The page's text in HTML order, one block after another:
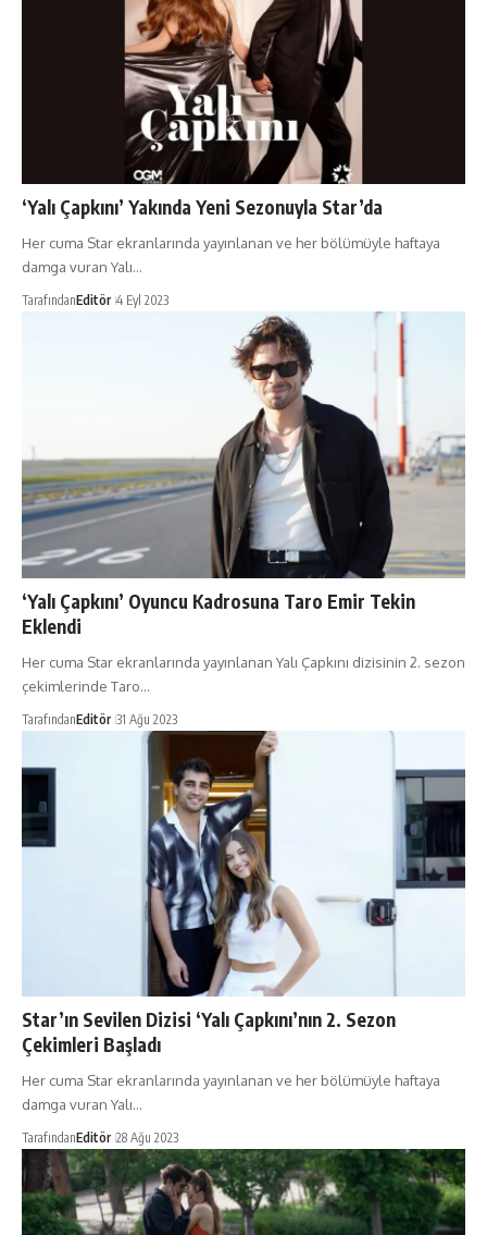
‘Yalı Çapkını’ Yakında Yeni Sezonuyla Star’da
Her cuma Star ekranlarında yayınlanan ve her bölümüyle haftaya
damga vuran Yalı…
TarafındanEditör 4 Eyl 2023
‘Yalı Çapkını’ Oyuncu Kadrosuna Taro Emir Tekin
Eklendi
Her cuma Star ekranlarında yayınlanan Yalı Çapkını dizisinin 2. sezon
çekimlerinde Taro…
TarafındanEditör 31 Ağu 2023
Star’ın Sevilen Dizisi ‘Yalı Çapkını’nın 2. Sezon
Çekimleri Başladı
Her cuma Star ekranlarında yayınlanan ve her bölümüyle haftaya
damga vuran Yalı…
TarafındanEditör 28 Ağu 2023